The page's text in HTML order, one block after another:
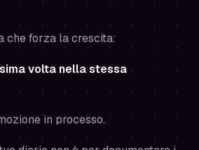
che forza la crescita:
volta nella stessa
in processo.